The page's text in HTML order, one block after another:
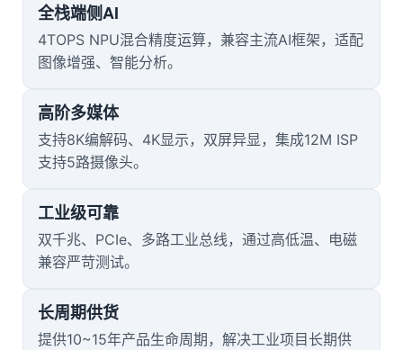
全栈端侧AI
4TOPS NPU混合精度运算，兼容主流AI框架，适配
图像增强、智能分析。
高阶多媒体
支持8K编解码、 4K显示，双屏异显，集成12M ISP
支持5路摄像头。
工业级可靠
双千兆、PCIe、多路工业总线，通过高低温、电磁
兼容严苛测试。
长周期供货
提供10~15年产品生命周期，解决工业项目长期供